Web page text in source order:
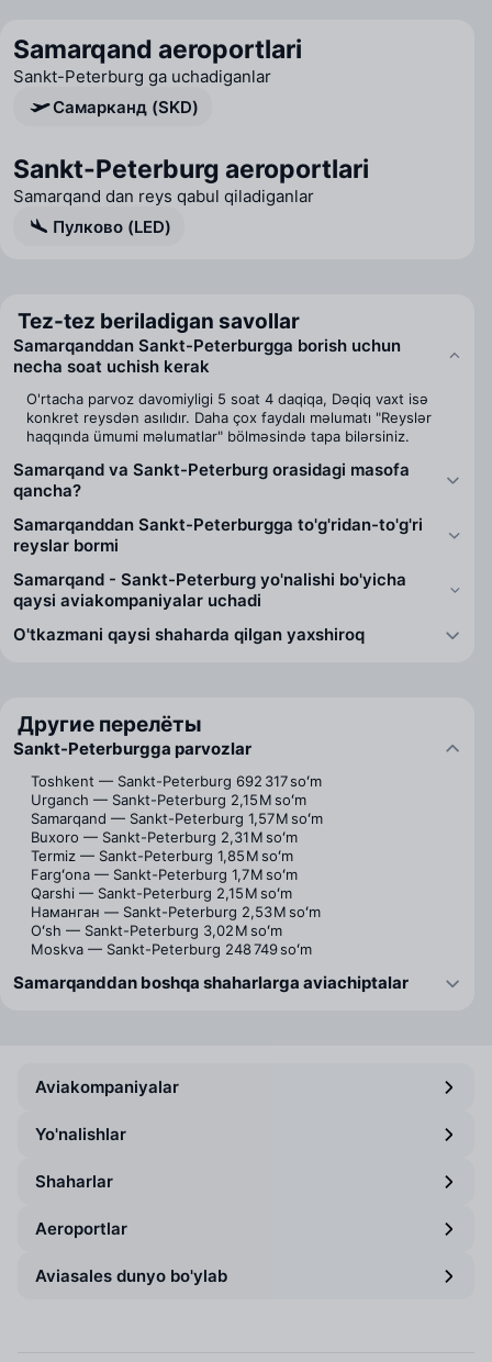
Samarqand aeroportlari
Sankt-Peterburg ga uchadiganlar
Самарканд (SKD)
Sankt-Peterburg aeroportlari
Samarqand dan reys qabul qiladiganlar
Пулково (LED)
Tez-tez beriladigan savollar
Samarqanddan Sankt-Peterburgga borish uchun
necha soat uchish kerak
O'rtacha parvoz davomiyligi 5 soat 4 daqiqa, Dəqiq vaxt isə
konkret reysdən asılıdır. Daha çox faydalı məlumatı "Reyslər
haqqında ümumi məlumatlar" bölməsində tapa bilərsiniz.
Samarqand va Sankt-Peterburg orasidagi masofa
qancha?
Samarqanddan Sankt-Peterburgga to'g'ridan-to'g'ri
reyslar bormi
Samarqand - Sankt-Peterburg yo'nalishi bo'yicha
qaysi aviakompaniyalar uchadi
O'tkazmani qaysi shaharda qilgan yaxshiroq
Другие перелёты
Sankt-Peterburgga parvozlar
Toshkent — Sankt-Peterburg 692 317 soʻm
Urganch — Sankt-Peterburg 2,15 M soʻm
Samarqand — Sankt-Peterburg 1,57 M soʻm
Buxoro — Sankt-Peterburg 2,31 M soʻm
Termiz — Sankt-Peterburg 1,85 M soʻm
Fargʻona — Sankt-Peterburg 1,7 M soʻm
Qarshi — Sankt-Peterburg 2,15 M soʻm
Наманган — Sankt-Peterburg 2,53 M soʻm
Oʻsh — Sankt-Peterburg 3,02 M soʻm
Moskva — Sankt-Peterburg 248 749 soʻm
Samarqanddan boshqa shaharlarga aviachiptalar
Aviakompaniyalar
Yo'nalishlar
Shaharlar
Aeroportlar
Aviasales dunyo bo'ylab